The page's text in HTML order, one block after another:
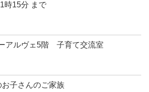
時15分 まで
アルヴェ5階 子育て交流室
子さんのご家族